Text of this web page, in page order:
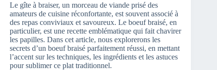
Le gîte à braiser, un morceau de viande prisé des
amateurs de cuisine réconfortante, est souvent associé à
des repas conviviaux et savoureux. Le boeuf braisé, en
particulier, est une recette emblématique qui fait chavirer
les papilles. Dans cet article, nous explorerons les
secrets d’un boeuf braisé parfaitement réussi, en mettant
l’accent sur les techniques, les ingrédients et les astuces
pour sublimer ce plat traditionnel.